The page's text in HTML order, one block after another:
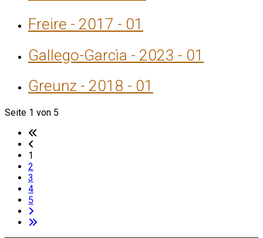
Freire - 2017 - 01
Gallego-Garcìa - 2023 - 01
Greunz - 2018 - 01
Seite 1 von 5
1
2
3
4
5